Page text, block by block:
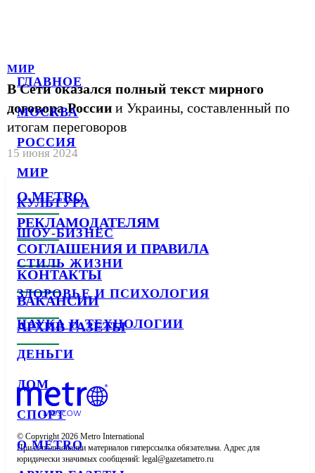
ГЛАВНОЕ
МОСКВА
РОССИЯ
МИР
КУЛЬТУРА
ШОУ-БИЗНЕС
СТИЛЬ ЖИЗНИ
ЗДОРОВЬЕ И ПСИХОЛОГИЯ
НАУКА И ТЕХНОЛОГИИ
ДЕНЬГИ
ДОМ
СПОРТ
О METRO
МИР
В Сети оказался полный текст мирного
договора России и Украины, составленный по
итогам переговоров
15 июня 2024
О METRO
РЕКЛАМОДАТЕЛЯМ
СОГЛАШЕНИЯ И ПРАВИЛА
КОНТАКТЫ
ВАКАНСИИ
АРХИВ ГАЗЕТЫ
© Copyright 2026 Metro International
При использовании материалов гиперссылка обязательна. Адрес для
юридически значимых сообщений: